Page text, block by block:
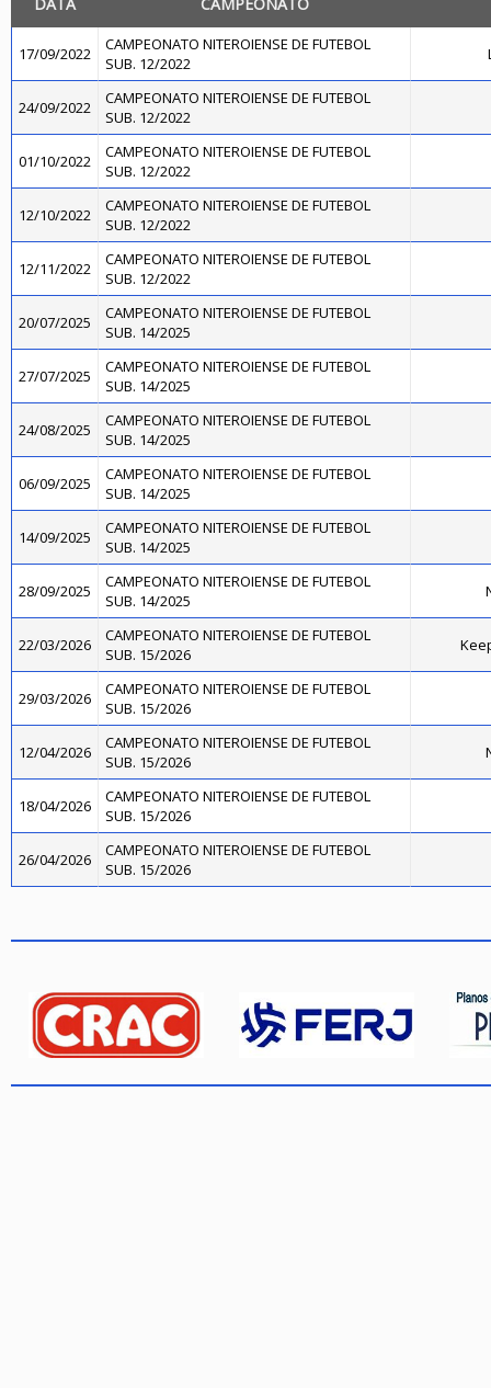
17/09/2022
CAMPEONATO NITEROIENSE DE FUTEBOL
SUB. 12/2022
24/09/2022
CAMPEONATO NITEROIENSE DE FUTEBOL
SUB. 12/2022
01/10/2022
CAMPEONATO NITEROIENSE DE FUTEBOL
SUB. 12/2022
12/10/2022
CAMPEONATO NITEROIENSE DE FUTEBOL
SUB. 12/2022
12/11/2022
CAMPEONATO NITEROIENSE DE FUTEBOL
SUB. 12/2022
20/07/2025
CAMPEONATO NITEROIENSE DE FUTEBOL
SUB. 14/2025
27/07/2025
CAMPEONATO NITEROIENSE DE FUTEBOL
SUB. 14/2025
24/08/2025
CAMPEONATO NITEROIENSE DE FUTEBOL
SUB. 14/2025
06/09/2025
CAMPEONATO NITEROIENSE DE FUTEBOL
SUB. 14/2025
14/09/2025
CAMPEONATO NITEROIENSE DE FUTEBOL
SUB. 14/2025
28/09/2025
CAMPEONATO NITEROIENSE DE FUTEBOL
SUB. 14/2025
22/03/2026
CAMPEONATO NITEROIENSE DE FUTEBOL
SUB. 15/2026
29/03/2026
CAMPEONATO NITEROIENSE DE FUTEBOL
SUB. 15/2026
12/04/2026
CAMPEONATO NITEROIENSE DE FUTEBOL
SUB. 15/2026
18/04/2026
CAMPEONATO NITEROIENSE DE FUTEBOL
SUB. 15/2026
26/04/2026
CAMPEONATO NITEROIENSE DE FUTEBOL
SUB. 15/2026